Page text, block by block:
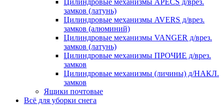
Цилиндровые механизмы APECS д/врез.
замков (латунь)
Цилиндровые механизмы AVERS д/врез.
замков (алюминий)
Цилиндровые механизмы VANGER д/врез.
замков (латунь)
Цилиндровые механизмы ПРОЧИЕ д/врез.
замков
Цилиндровые механизмы (личины) д/НАКЛ.
замков
Ящики почтовые
Всё для уборки снега